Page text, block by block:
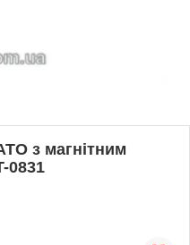
з магнітним
0831